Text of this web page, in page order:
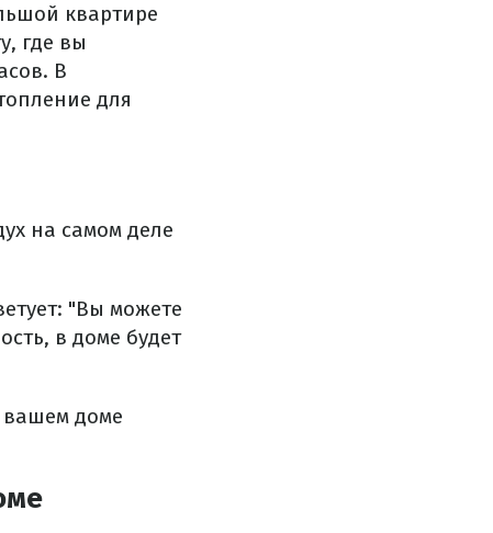
квартире
где вы
В
для
на самом деле
"Вы можете
в доме будет
вашем доме